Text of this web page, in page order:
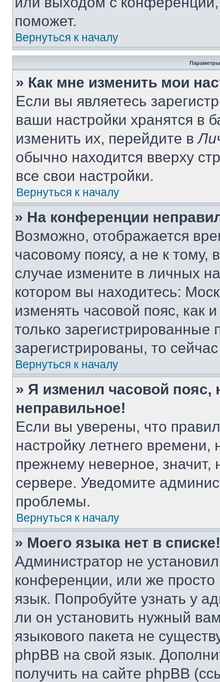
поможет.
Вернуться к началу
Параметры
» Как мне изменить мои
Если вы являетесь
ваши настройки хранятся в
изменить их, перейдите в
обычно находится вверху
все свои настройки.
Вернуться к началу
» На конференции
Возможно, отображается
часовому поясу, а не к тому,
случае измените в личных
котором вы находитесь:
изменять часовой пояс, как
только
зарегистрированы, то
Вернуться к началу
» Я изменил часовой пояс,
неправильное!
Если вы уверены, что
настройку летнего
прежнему неверное, значит,
сервере. Уведомите
проблемы.
Вернуться к началу
» Моего языка нет в списке!
Администратор не
конференции, или же
язык. Попробуйте узнать у
ли он установить нужный
языкового пакета не
phpBB на свой язык.
получить на сайте phpBB